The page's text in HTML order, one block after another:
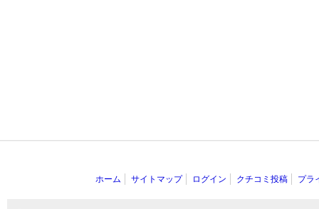
ホーム サイトマップ ログイン クチコミ投稿 プラ